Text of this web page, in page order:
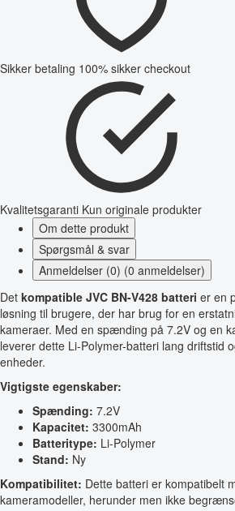
Sikker betaling 100% sikker checkout
Kvalitetsgaranti Kun originale produkter
Om dette produkt
Spørgsmål & svar
Anmeldelser (0) (0 anmeldelser)
Det kompatible JVC BN-V428 batteri er en
løsning til brugere, der har brug for en
kameraer. Med en spænding på 7.2V og en
leverer dette Li-Polymer-batteri lang driftstid
enheder.
Vigtigste egenskaber:
Spænding: 7.2V
Kapacitet: 3300mAh
Batteritype: Li-Polymer
Stand: Ny
Kompatibilitet: Dette batteri er kompatibelt
kameramodeller, herunder men ikke